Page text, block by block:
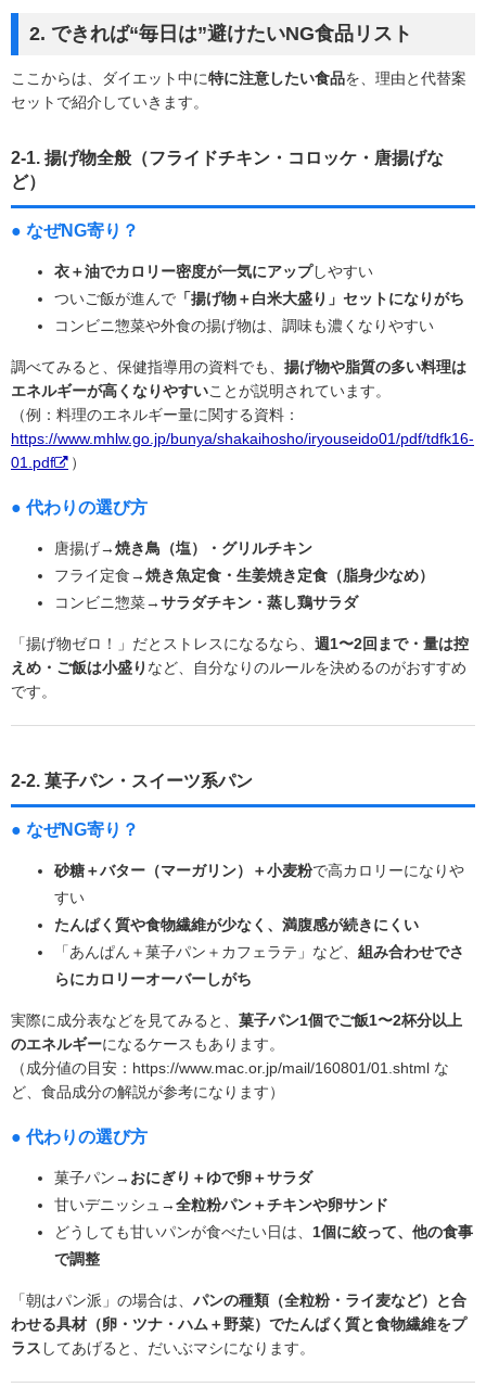
2. できれば“毎日は”避けたいNG食品リスト
ここからは、ダイエット中に特に注意したい食品を、理由と代替案
セットで紹介していきます。
2-1. 揚げ物全般（フライドチキン・コロッケ・唐揚げな
ど）
● なぜNG寄り？
衣＋油でカロリー密度が一気にアップしやすい
ついご飯が進んで 「揚げ物＋白米大盛り」セットになりがち
コンビニ惣菜や外食の揚げ物は、調味も濃くなりやすい
調べてみると、保健指導用の資料でも、 揚げ物や脂質の多い料理は
エネルギーが高くなりやすいことが説明されています。
（例：料理のエネルギー量に関する資料：
https://www.mhlw.go.jp/bunya/shakaihosho/iryouseido01/pdf/tdfk16-
01.pdf
）
● 代わりの選び方
唐揚げ→焼き鳥（塩）・グリルチキン
フライ定食→焼き魚定食・生姜焼き定食（脂身少なめ）
コンビニ惣菜→サラダチキン・蒸し鶏サラダ
「揚げ物ゼロ！」だとストレスになるなら、 週1〜2回まで・量は控
えめ・ご飯は小盛り など、自分なりのルールを決めるのがおすすめ
です。
2-2. 菓子パン・スイーツ系パン
● なぜNG寄り？
砂糖＋バター（マーガリン）＋小麦粉で高カロリーになりや
すい
たんぱく質や食物繊維が少なく、満腹感が続きにくい
「あんぱん＋菓子パン＋カフェラテ」など、 組み合わせでさ
らにカロリーオーバーしがち
実際に成分表などを見てみると、 菓子パン1個でご飯1〜2杯分以上
のエネルギーになるケースもあります。
（成分値の目安：https://www.mac.or.jp/mail/160801/01.shtml な
ど、食品成分の解説が参考になります）
● 代わりの選び方
菓子パン→ おにぎり＋ゆで卵＋サラダ
甘いデニッシュ→全粒粉パン＋チキンや卵サンド
どうしても甘いパンが食べたい日は、 1個に絞って、他の食事
で調整
「朝はパン派」の場合は、 パンの種類（全粒粉・ライ麦など）と合
わせる具材（卵・ツナ・ハム＋野菜）でたんぱく質と食物繊維をプ
ラス してあげると、だいぶマシになります。